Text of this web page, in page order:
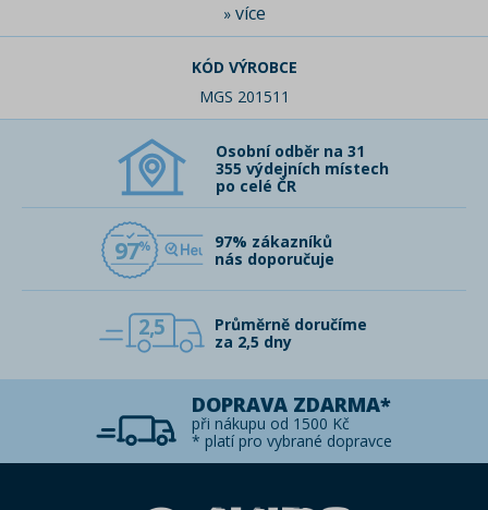
» více
KÓD VÝROBCE
MGS 201511
Osobní odběr na 31
355 výdejních místech
po celé ČR
97
97% zákazníků
nás doporučuje
2,5
Průměrně doručíme
za 2,5 dny
DOPRAVA ZDARMA*
při nákupu od 1500 Kč
* platí pro vybrané dopravce